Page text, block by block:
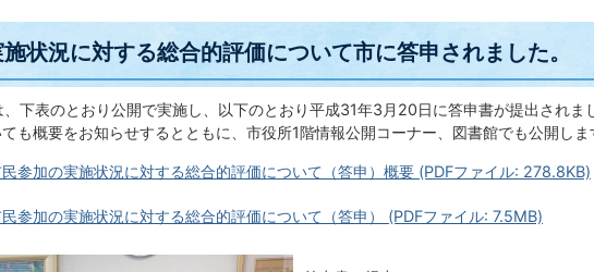
状況に対する総合的評価について市に答申されました。
下表のとおり公開で実施し、以下のとおり平成31年3月20日に答申書が提出されま
も概要をお知らせするとともに、市役所1階情報公開コーナー、図書館でも公開しま
参加の実施状況に対する総合的評価について（答申）概要 (PDFファイル: 278.8KB)
参加の実施状況に対する総合的評価について（答申） (PDFファイル: 7.5MB)